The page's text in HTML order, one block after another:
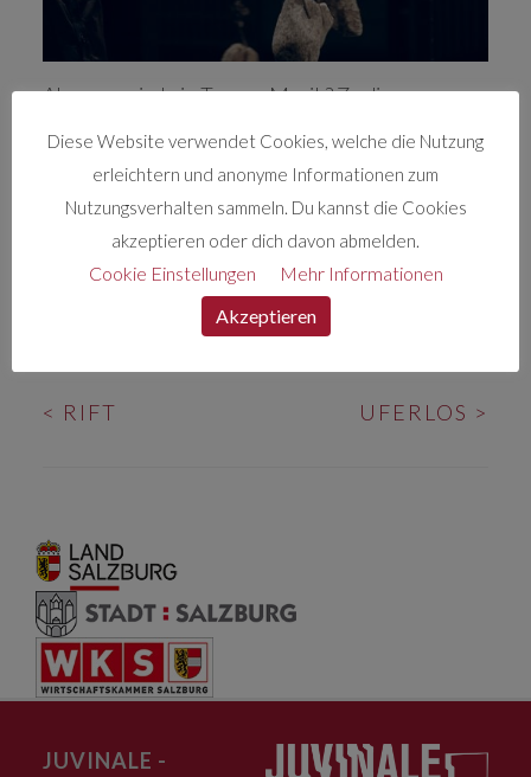
Ab wann wird ein Ton zur Musik? Zu dieser
Genre: Doku
< RIFT UFERLOS >
JUVINALE -
Diese Website verwendet Cookies, welche die Nutzung
erleichtern und anonyme Informationen zum
Nutzungsverhalten sammeln. Du kannst die Cookies
akzeptieren oder dich davon abmelden.
Cookie Einstellungen
Mehr Informationen
Akzeptieren